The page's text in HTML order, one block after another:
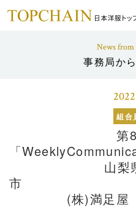
News
事務局か
組合
第
「
山梨
(株)満足